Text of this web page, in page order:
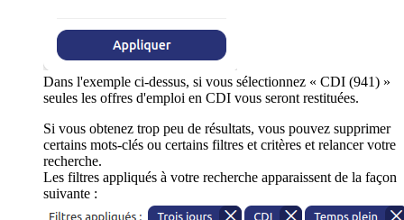
Dans l'exemple ci-dessus, si vous sélectionnez « CDI (941) »
seules les offres d'emploi en CDI vous seront restituées.
Si vous obtenez trop peu de résultats, vous pouvez supprimer
certains mots-clés ou certains filtres et critères et relancer votre
recherche.
Les filtres appliqués à votre recherche apparaissent de la façon
suivante :